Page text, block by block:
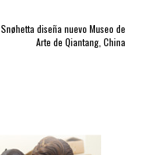
Snøhetta diseña nuevo Museo de
Arte de Qiantang, China